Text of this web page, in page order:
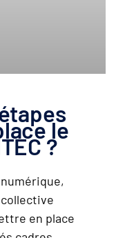
le
?
numérique,
en place